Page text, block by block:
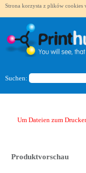
Strona korzysta z plików cookies
Suchen:
Um Dateien zum
Produktvorschau